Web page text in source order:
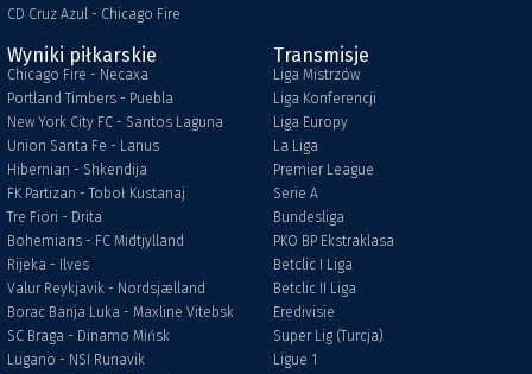
CD Cruz Azul - Chicago Fire
Wyniki piłkarskie
Chicago Fire - Necaxa
Portland Timbers - Puebla
New York City FC - Santos Laguna
Union Santa Fe - Lanus
Hibernian - Shkendija
FK Partizan - Toboł Kustanaj
Tre Fiori - Drita
Bohemians - FC Midtjylland
Rijeka - Ilves
Valur Reykjavik - Nordsjælland
Borac Banja Luka - Maxline Vitebsk
SC Braga - Dinamo Mińsk
Lugano - NSI Runavik
Transmisje
Liga Mistrzów
Liga Konferencji
Liga Europy
La Liga
Premier League
Serie A
Bundesliga
PKO BP Ekstraklasa
Betclic I Liga
Betclic II Liga
Eredivisie
Super Lig (Turcja)
Ligue 1